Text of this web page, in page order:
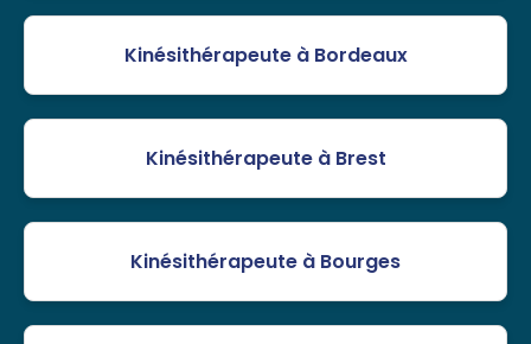
Kinésithérapeute à Bordeaux
Kinésithérapeute à Brest
Kinésithérapeute à Bourges